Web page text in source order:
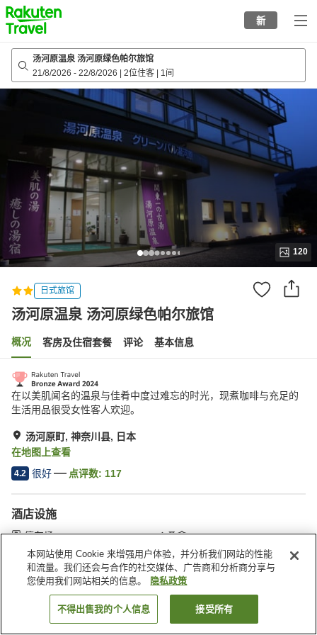
to
top
page
新
汤河原温泉 汤河原绿色帕尔旅馆
21/8/2026 - 22/8/2026 2位住客 1间
120
日式旅馆
汤河原温泉 汤河原绿色帕尔旅馆
概况 客房及住宿套餐 评论 基本信息
在以美肌闻名的温泉与佳肴中度过难忘的时光，现煮咖啡与充足的
生活用品很受女性客人欢迎。
汤河原町, 神奈川县, 日本
在地图上查看
4.2 很好 点评数: 117
酒店设施
停车场
桑拿
SPA/美容院
休息室
首页 日本 神奈川县
汤河原町
汤河原温泉 汤河原绿色帕尔旅馆
搜索客房
本网站使用 Cookie 来增强用户体验，并分析我们网站的性能
和流量。我们还会与合作的社交媒体、广告商和分析商分享与
您使用我们网站相关的信息。
隐私政策
不得出售我的个人信息 接受所有